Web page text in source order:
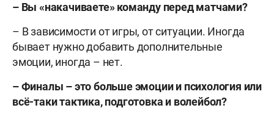
– Вы «накачиваете» команду перед матчами?
– В зависимости от игры, от ситуации. Иногда
бывает нужно добавить дополнительные
эмоции, иногда – нет.
– Финалы – это больше эмоции и психология или
всё-таки тактика, подготовка и волейбол?